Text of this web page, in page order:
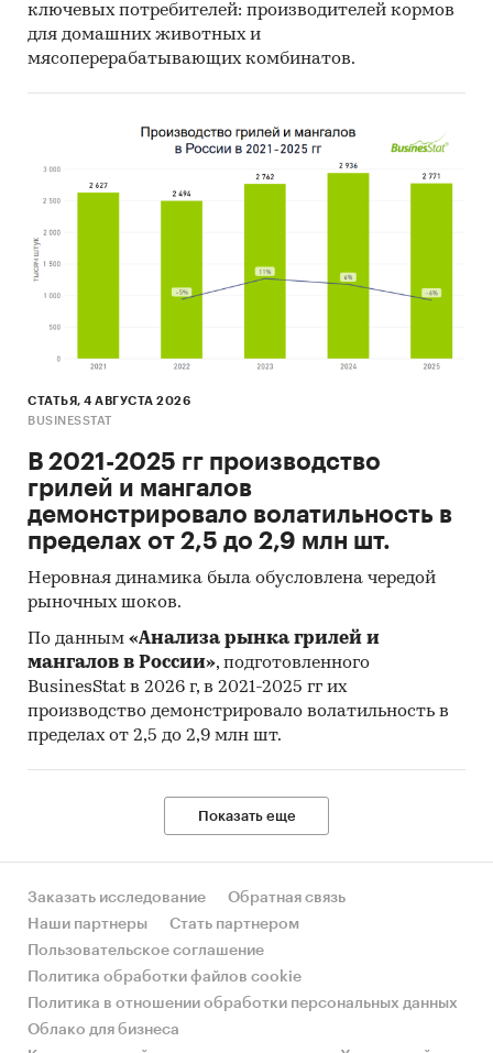
ключевых потребителей: производителей кормов
для домашних животных и
мясоперерабатывающих комбинатов.
СТАТЬЯ, 4 АВГУСТА 2026
BUSINESSTAT
В 2021-2025 гг производство
грилей и мангалов
демонстрировало волатильность в
пределах от 2,5 до 2,9 млн шт.
Неровная динамика была обусловлена чередой
рыночных шоков.
По данным «Анализа рынка грилей и
мангалов в России», подготовленного
BusinesStat в 2026 г, в 2021-2025 гг их
производство демонстрировало волатильность в
пределах от 2,5 до 2,9 млн шт.
Показать еще
Заказать исследование
Обратная связь
Наши партнеры
Стать партнером
Пользовательское соглашение
Политика обработки файлов cookie
Политика в отношении обработки персональных данных
Облако для бизнеса